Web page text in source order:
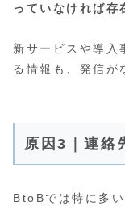
っていなければ存
新サービスや導入
る情報も、発信が
原因3｜連絡
BtoBでは特に多い